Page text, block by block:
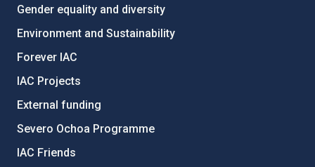
Gender equality and diversity
Environment and Sustainability
Forever IAC
IAC Projects
External funding
Severo Ochoa Programme
IAC Friends